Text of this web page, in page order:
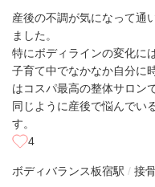
産後の不調が気になって通
ました。
特にボディラインの変化に
子育て中でなかなか自分に
はコスパ最高の整体サロン
同じように産後で悩んでい
す。
4
ボディバランス板宿駅 接